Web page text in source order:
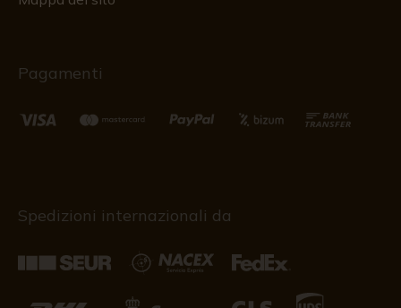
Pagamenti
Spedizioni internazionali da